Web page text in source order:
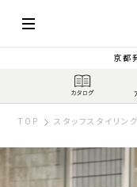
京都
TOP スタッフスタイリング